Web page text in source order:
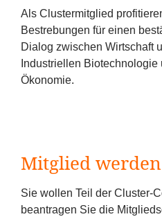
Als Clustermitglied
Bestrebungen für einen
Dialog zwischen Wirtschaft
Industriellen
Ökonomie.
Mitglied werden
Sie wollen Teil der Cluster-
beantragen Sie die